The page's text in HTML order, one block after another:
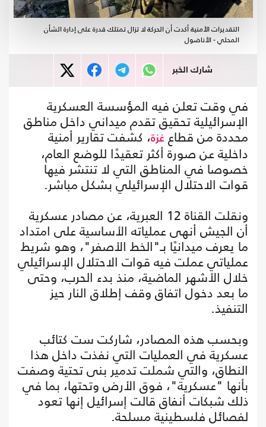
التقديرات الأمنية أكدت أن الحركة لا تزال تمتلك قدرة على إدارة الشأن
المحلي - الأناضول
شارك الخبر
في وقت تعلن فيه المؤسسة العسكرية
الإسرائيلية تحقيق تقدم ميداني داخل مناطق
محددة من قطاع غزة، كشفت تقارير أمنية
داخلية عن صورة أكثر تعقيدًا للوضع العام،
خصوصا في المناطق التي لا تنتشر فيها
قوات الاحتلال الإسرائيلي بشكل مباشر.
ونقلت القناة 12 العبرية، عن مصادر عسكرية
أن الجيش أنهى عملياته الأساسية على امتداد
ما يعرف ميدانيًا بـ"الخط الأصفر"، وهو شريط
عملياتي عملت فيه قوات الاحتلال الإسرائيلي
خلال الأشهر الماضية، منذ بدء الحرب، وحتى
ما بعد دخول اتفاق وقف إطلاق النار حيز
التنفيذ.
وبحسب هذه المصادر، شاركت ست كتائب
عسكرية في العمليات التي نفذت داخل هذا
النطاق، والتي شملت تدمير بنى تحتية وصفت
بأنها "عسكرية"، فوق الأرض وتحتها، بما في
ذلك شبكات أنفاق قالت إسرائيل إنها تعود
لفصائل فلسطينية مسلحة.